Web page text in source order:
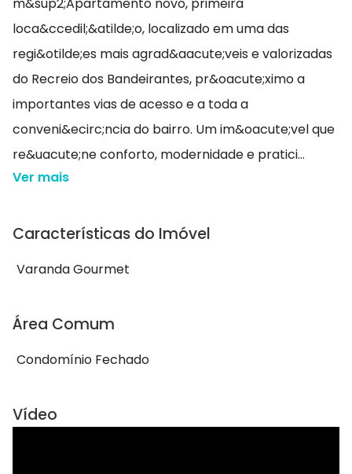
m&sup2;Apartamento novo, primeira
loca&ccedil;&atilde;o, localizado em uma das
regi&otilde;es mais agrad&aacute;veis e valorizadas
do Recreio dos Bandeirantes, pr&oacute;ximo a
importantes vias de acesso e a toda a
conveni&ecirc;ncia do bairro. Um im&oacute;vel que
re&uacute;ne conforto, modernidade e pratici...
Ver mais
Características do Imóvel
Varanda Gourmet
Área Comum
Condomínio Fechado
Vídeo